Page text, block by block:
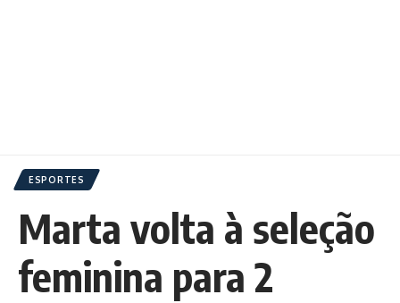
ESPORTES
Marta volta à seleção
feminina para 2